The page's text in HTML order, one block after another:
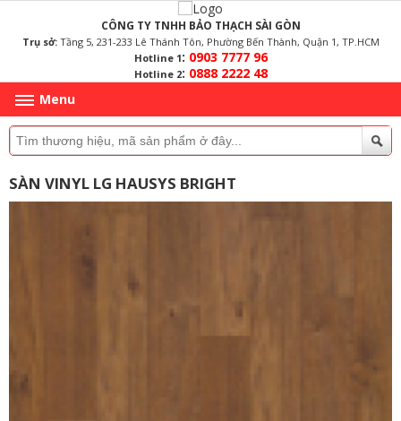
CÔNG TY TNHH BẢO THẠCH SÀI GÒN
Trụ sở:Tầng 5, 231-233 Lê Thánh Tôn, Phường Bến Thành, Quận 1, TP.HCM
Hotline 1: 0903 7777 96
Hotline 2: 0888 2222 48
Menu
SÀN VINYL LG HAUSYS BRIGHT